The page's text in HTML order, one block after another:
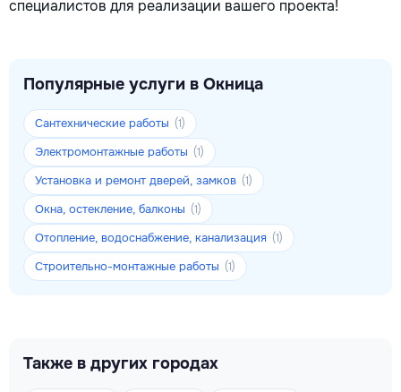
специалистов для реализации вашего проекта!
Популярные услуги в Окница
Сантехнические работы (1)
Электромонтажные работы (1)
Установка и ремонт дверей, замков (1)
Окна, остекление, балконы (1)
Отопление, водоснабжение, канализация (1)
Строительно-монтажные работы (1)
Также в других городах